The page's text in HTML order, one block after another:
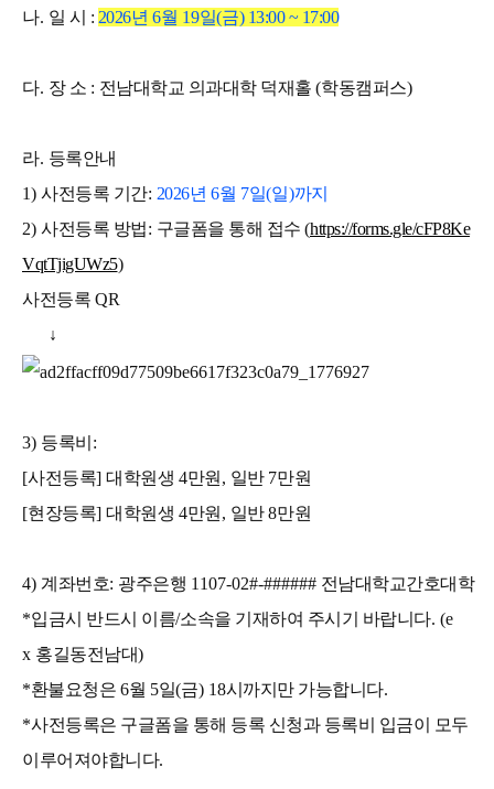
나. 일 시 : 2026년 6월 19일(금) 13:00 ~ 17:00
다. 장 소 : 전남대학교 의과대학 덕재홀 (학동캠퍼스)
라. 등록안내
1) 사전등록 기간: 2026년 6월 7일(일)까지
2) 사전등록 방법: 구글폼을 통해 접수 (https://forms.gle/cFP8Ke
VqtTjigUWz5)
사전등록 QR
↓
3) 등록비 :
[사전등록] 대학원생 4만원 , 일반 7만원
[현장등록] 대학원생 4만원 , 일반8만원
4) 계좌번호: 광주은행 1107-02#-###### 전남대학교간호대학
*입금시 반드시 이름/소속을 기재하여 주시기 바랍니다. (e
x 홍길동전남대)
*환불요청은 6월 5일(금) 18시까지만 가능합니다.
*사전등록은 구글폼을 통해 등록 신청과 등록비 입금이 모두
이루어져야합니다.